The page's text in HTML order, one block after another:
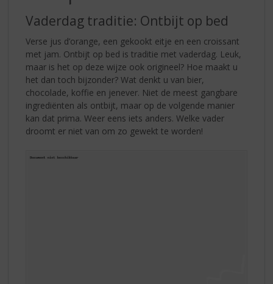
Vaderdag traditie: Ontbijt op bed
Verse jus d’orange, een gekookt eitje en een croissant
met jam. Ontbijt op bed is traditie met vaderdag. Leuk,
maar is het op deze wijze ook origineel? Hoe maakt u
het dan toch bijzonder? Wat denkt u van bier,
chocolade, koffie en jenever. Niet de meest gangbare
ingrediënten als ontbijt, maar op de volgende manier
kan dat prima. Weer eens iets anders. Welke vader
droomt er niet van om zo gewekt te worden!